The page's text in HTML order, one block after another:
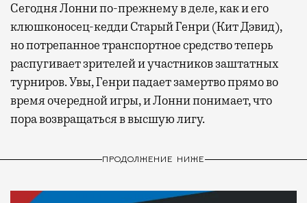
Сегодня Лонни по-прежнему в деле, как и его
клюшконосец-кедди Старый Генри (Кит Дэвид),
но потрепанное транспортное средство теперь
распугивает зрителей и участников заштатных
турниров. Увы, Генри падает замертво прямо во
время очередной игры, и Лонни понимает, что
пора возвращаться в высшую лигу.
ПРОДОЛЖЕНИЕ НИЖЕ